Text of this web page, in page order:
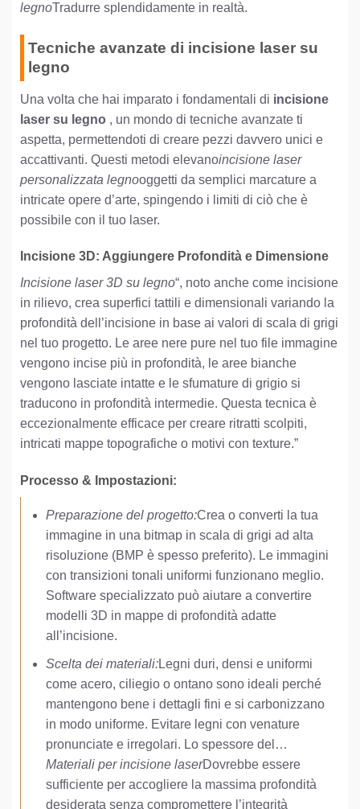
legnoTradurre splendidamente in realtà.
Tecniche avanzate di incisione laser su
legno
Una volta che hai imparato i fondamentali di incisione
laser su legno , un mondo di tecniche avanzate ti
aspetta, permettendoti di creare pezzi davvero unici e
accattivanti. Questi metodi elevanoincisione laser
personalizzata legnooggetti da semplici marcature a
intricate opere d’arte, spingendo i limiti di ciò che è
possibile con il tuo laser.
Incisione 3D: Aggiungere Profondità e Dimensione
Incisione laser 3D su legno“, noto anche come incisione
in rilievo, crea superfici tattili e dimensionali variando la
profondità dell’incisione in base ai valori di scala di grigi
nel tuo progetto. Le aree nere pure nel tuo file immagine
vengono incise più in profondità, le aree bianche
vengono lasciate intatte e le sfumature di grigio si
traducono in profondità intermedie. Questa tecnica è
eccezionalmente efficace per creare ritratti scolpiti,
intricati mappe topografiche o motivi con texture.”
Processo & Impostazioni:
Preparazione del progetto:Crea o converti la tua
immagine in una bitmap in scala di grigi ad alta
risoluzione (BMP è spesso preferito). Le immagini
con transizioni tonali uniformi funzionano meglio.
Software specializzato può aiutare a convertire
modelli 3D in mappe di profondità adatte
all’incisione.
Scelta dei materiali:Legni duri, densi e uniformi
come acero, ciliegio o ontano sono ideali perché
mantengono bene i dettagli fini e si carbonizzano
in modo uniforme. Evitare legni con venature
pronunciate e irregolari. Lo spessore del…
Materiali per incisione laserDovrebbe essere
sufficiente per accogliere la massima profondità
desiderata senza compromettere l’integrità